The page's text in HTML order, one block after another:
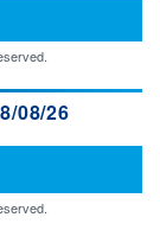
08/26